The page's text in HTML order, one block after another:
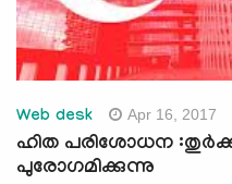
Web desk Apr 16, 2017
ഹിത പരിശോധന
പുരോഗമിക്കുന്നു